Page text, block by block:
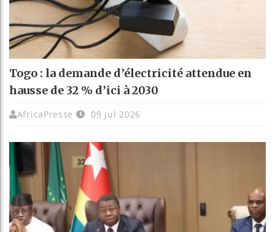
Togo : la demande d’électricité attendue en
hausse de 32 % d’ici à 2030
AfricaPresse 09 Jul 2026